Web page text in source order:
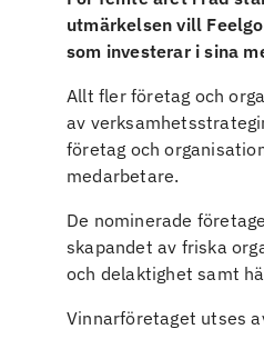
utmärkelsen vill
som investerar i sina
Allt fler företag och
av
företag och
medarbetare.
De nominerade
skapandet av friska
och delaktighet samt
Vinnarföretaget utses